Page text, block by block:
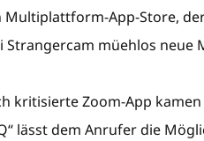
App-Store,
müehlos neue
kritisierte Zoom-App
lässt dem Anrufer die